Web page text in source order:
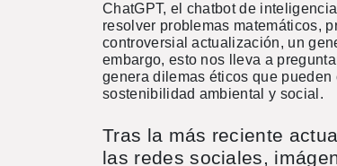
ChatGPT, el chatbot de
resolver problemas matemáticos,
controversial actualización, un
embargo, esto nos lleva a
genera dilemas éticos que
sostenibilidad ambiental y social.
Tras la más reciente
las redes sociales,